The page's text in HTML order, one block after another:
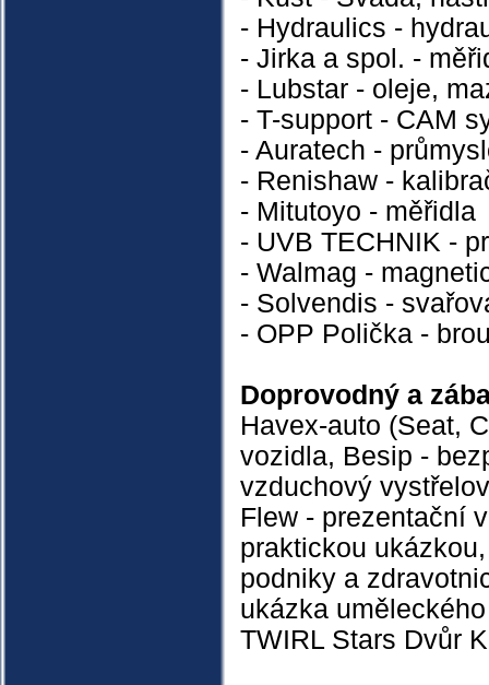
- Hydraulics -
- Jirka a spol. -
- Lubstar - oleje,
- T-support - CAM
- Auratech -
- Renishaw -
- Mitutoyo - měřidla
- UVB TECHNIK -
- Walmag -
- Solvendis -
- OPP Polička -
Doprovodný a
Havex-auto (Seat,
vozidla, Besip -
vzduchový
Flew - prezentační
praktickou
podniky a
ukázka
TWIRL Stars Dvůr